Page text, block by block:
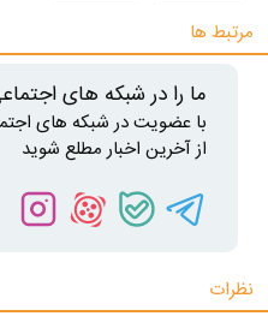
مرتبط ها
ما را در شبکه های
با عضویت در شبکه های
از آخرین اخبار مطلع شوید
نظرات